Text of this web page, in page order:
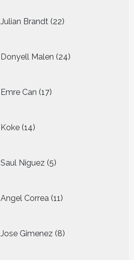
Julian Brandt 22
producten
Donyell Malen 24
producten
Emre Can 17
producten
Koke 14
producten
Saul Niguez 5
producten
Angel Correa 11
producten
Jose Gimenez 8
producten